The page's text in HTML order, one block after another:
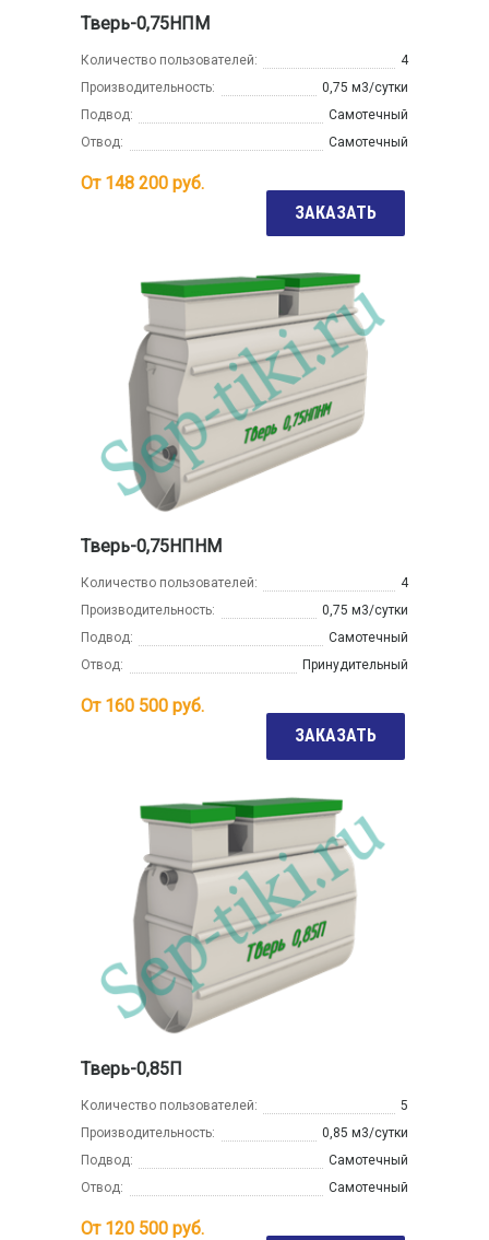
Тверь-0,75НПМ
Количество пользователей:
4
Производительность:
0,75 м3/сутки
Подвод:
Самотечный
Отвод:
Самотечный
От 148 200 руб.
ЗАКАЗАТЬ
Тверь-0,75НПНМ
Количество пользователей:
4
Производительность:
0,75 м3/сутки
Подвод:
Самотечный
Отвод:
Принудительный
От 160 500 руб.
ЗАКАЗАТЬ
Тверь-0,85П
Количество пользователей:
5
Производительность:
0,85 м3/сутки
Подвод:
Самотечный
Отвод:
Самотечный
От 120 500 руб.